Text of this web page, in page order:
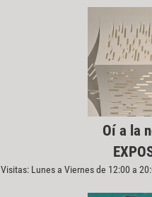
Oí a la
Visitas: Lunes a Viernes de 12:00 a